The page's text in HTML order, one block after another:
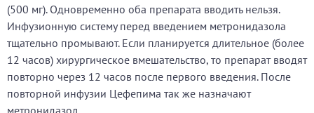
(500 мг). Одновременно оба препарата вводить нельзя.
Инфузионную систему перед введением метронидазола
тщательно промывают. Если планируется длительное (более
12 часов) хирургическое вмешательство, то препарат вводят
повторно через 12 часов после первого введения. После
повторной инфузии Цефепима так же назначают
метронидазол.